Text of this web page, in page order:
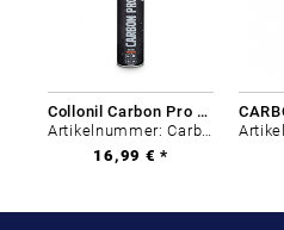
Collonil Carbon Pro 400 ml
Artikelnummer: Carbon-0
16,99 € *